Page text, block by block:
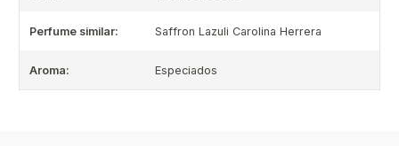
Perfume similar: Saffron Lazuli Carolina Herrera
Aroma: Especiados